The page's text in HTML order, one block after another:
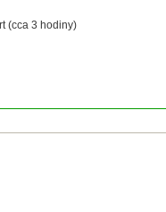
(cca 3 hodiny)